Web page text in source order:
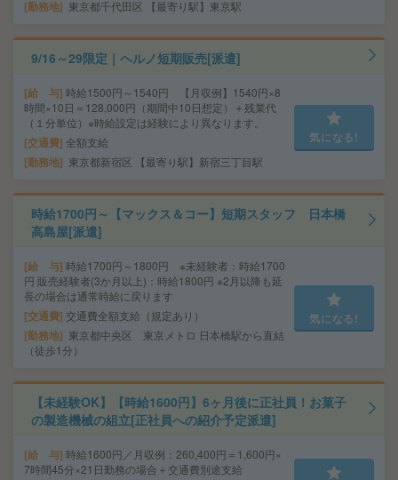
勤務地 東京都千代田区 【最寄り駅】東京駅
9/16～29限定｜ヘルノ短期販売[派遣]
給 与 時給1500円～1540円 【月収例】1540円×8
時間×10日＝128,000円（期間中10日想定）＋残業代
（１分単位）※時給設定は経験により異なります。
交通費 全額支給
勤務地 東京都新宿区 【最寄り駅】新宿三丁目駅
気になる!
時給1700円～【マックス＆コー】短期スタッフ 日本橋
高島屋[派遣]
給 与 時給1700円～1800円 ※未経験者：時給1700
円 販売経験者(3か月以上)：時給1800円 ※2月以降も延
長の場合は通常時給に戻ります
交通費 交通費全額支給（規定あり）
勤務地
東京都中央区 東京メトロ 日本橋駅から直結
（徒歩1分）
気になる!
【未経験OK】【時給1600円】6ヶ月後に正社員！お菓子
の製造機械の組立[正社員への紹介予定派遣]
給 与 時給1600円／月収例：260,400円＝1,600円×
7時間45分×21日勤務の場合＋交通費別途支給